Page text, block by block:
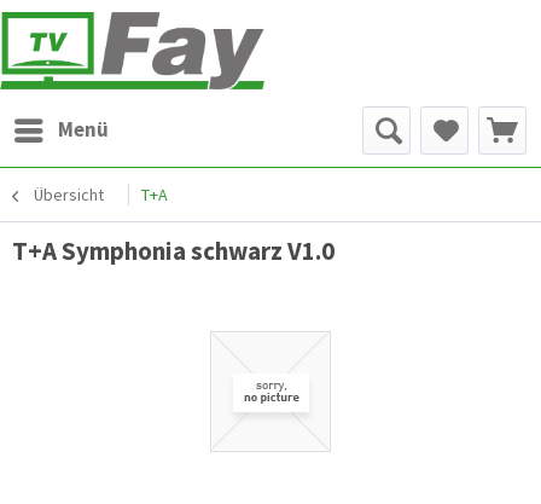
Menü
Übersicht T+A
T+A Symphonia schwarz V1.0